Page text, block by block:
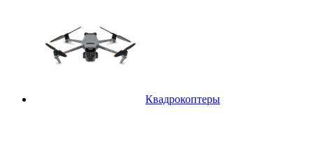
Квадрокоптеры